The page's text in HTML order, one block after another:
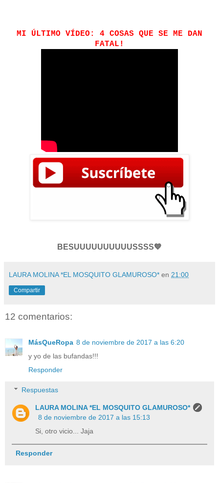
MI ÚLTIMO VÍDEO: 4 COSAS QUE SE ME DAN
FATAL!
BESUUUUUUUUUUSSSS💙
LAURA MOLINA *EL MOSQUITO GLAMUROSO* en 21:00
Compartir
12 comentarios:
MásQueRopa 8 de noviembre de 2017 a las 6:20
y yo de las bufandas!!!
Responder
Respuestas
LAURA MOLINA *EL MOSQUITO GLAMUROSO*
8 de noviembre de 2017 a las 15:13
Si, otro vicio... Jaja
Responder